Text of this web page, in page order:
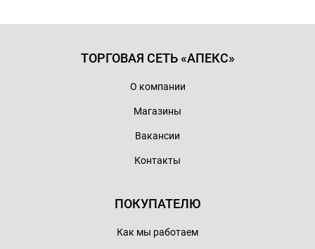
ТОРГОВАЯ СЕТЬ «АПЕКС»
О компании
Магазины
Вакансии
Контакты
ПОКУПАТЕЛЮ
Как мы работаем